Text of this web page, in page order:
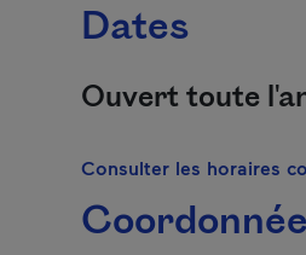
Dates
Ouvert toute
Consulter les horaires